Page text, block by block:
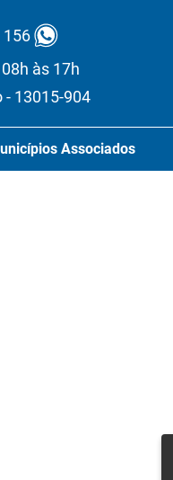
às 17h
- 13015-904
Associados